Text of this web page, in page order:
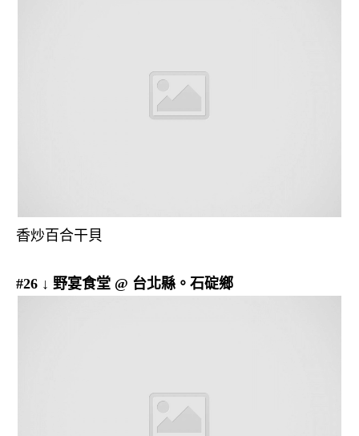
香炒百合干貝
#26 ↓ 野宴食堂 @ 台北縣。石碇鄉